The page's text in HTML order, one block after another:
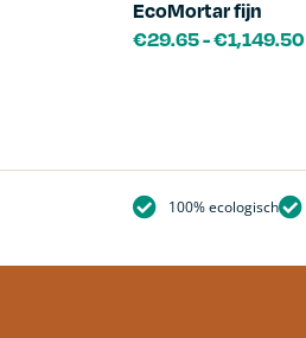
EcoMortar fijn
€29.65-€1,149.50
100% ecologisch